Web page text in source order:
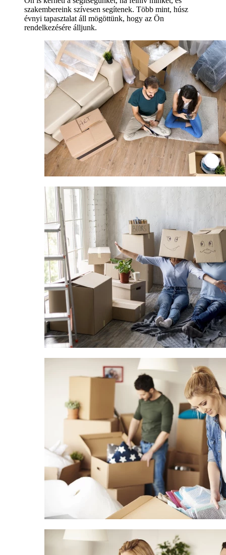
szakembereink szívesen segítenek. Több mint, húsz
évnyi tapasztalat áll mögöttünk, hogy az Ön
rendelkezésére álljunk.